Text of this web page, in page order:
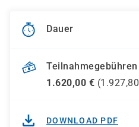
Dauer
Teilnahmegebühren
1.620,00 € (1.927,80
DOWNLOAD PDF